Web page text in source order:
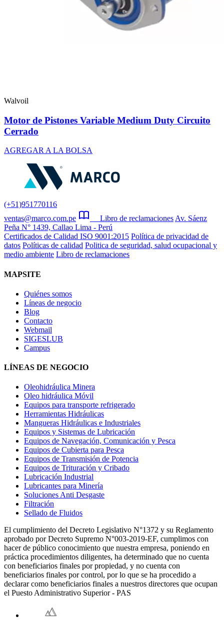
Walvoil
Motor de Pistones Variable Medium Duty Circuito
Cerrado
AGREGAR A LA BOLSA
(+51)951770116
ventas@marco.com.pe
Libro de reclamaciones Av. Sáenz
Peña N° 1439, Callao Lima - Perú
Certificados de Calidad ISO 9001:2015 Política de privacidad de
datos Políticas de calidad Politica de seguridad, salud ocupacional y
medio ambiente Libro de reclamaciones
MAPSITE
Quiénes somos
Líneas de negocio
Blog
Contacto
Webmail
SIGESLUB
Campus
LÍNEAS DE NEGOCIO
Oleohidráulica Minera
Oleo hidráulica Móvil
Equipos para transporte refrigerado
Herramientas Hidráulicas
Mangueras Hidráulicas e Industriales
Equipos y Sistemas de Lubricación
Equipos de Navegación, Comunicación y Pesca
Equipos de Cubierta para Pesca
Equipos de Transmisión de Potencia
Equipos de Trituración y Cribado
Lubricación Industrial
Lubricantes para Minería
Soluciones Anti Desgaste
Filtración
Sellado de Fluidos
El cumplimiento del Decreto Legislativo N°1372 y su Reglamento
aprobado por Decreto Supremo N°003-2019-EF, cumplimos con
hacer de público conocimiento que nuestra empresa, poniendo en
práctica procedimientos diligentes, ha determinado que no cuenta
con beneficiarios finales por propiedad, y no cuenta con
beneficiarios finales por control, por lo que se ha procedido a
declarar como beneficiarios finales a nuestros directores que ocupan
el Puesto Administrativo Superior - PAS